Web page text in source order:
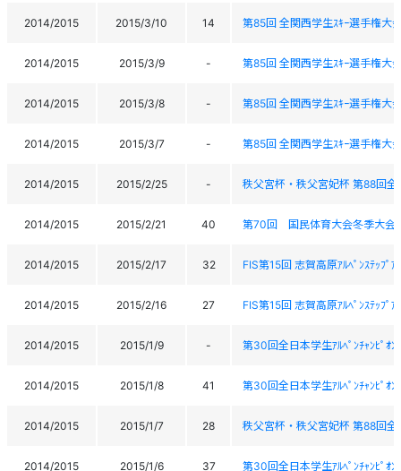
2014/2015 2015/3/10 14 第85回 全関西学生ｽｷｰ選手権大
2014/2015 2015/3/9 - 第85回 全関西学生ｽｷｰ選手権大
2014/2015 2015/3/8 - 第85回 全関西学生ｽｷｰ選手権大
2014/2015 2015/3/7 - 第85回 全関西学生ｽｷｰ選手権大
2014/2015 2015/2/25 - 秩父宮杯・秩父宮妃杯 第88回全
2014/2015 2015/2/21 40 第70回 国民体育大会冬季大会
2014/2015 2015/2/17 32 FIS第15回 志賀高原ｱﾙﾍﾟﾝｽﾃｯﾌﾟｱ
2014/2015 2015/2/16 27 FIS第15回 志賀高原ｱﾙﾍﾟﾝｽﾃｯﾌﾟｱ
2014/2015 2015/1/9 - 第30回全日本学生ｱﾙﾍﾟﾝﾁｬﾝﾋﾟｵﾝ
2014/2015 2015/1/8 41 第30回全日本学生ｱﾙﾍﾟﾝﾁｬﾝﾋﾟｵﾝ
2014/2015 2015/1/7 28 秩父宮杯・秩父宮妃杯 第88回全
2014/2015 2015/1/6 37 第30回全日本学生ｱﾙﾍﾟﾝﾁｬﾝﾋﾟｵﾝ